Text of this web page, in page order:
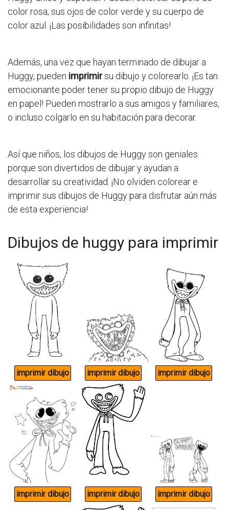
color rosa, sus ojos de color verde y su cuerpo de
color azul. ¡Las posibilidades son infinitas!
Además, una vez que hayan terminado de dibujar a
Huggy, pueden imprimirsu dibujo y colorearlo. ¡Es tan
emocionante poder tener su propio dibujo de Huggy
en papel! Pueden mostrarlo a sus amigos y familiares,
o incluso colgarlo en su habitación para decorar.
Así que niños, los dibujos de Huggy son geniales
porque son divertidos de dibujar y ayudan a
desarrollar su creatividad. ¡No olviden colorear e
imprimir sus dibujos de Huggy para disfrutar aún más
de esta experiencia!
Dibujos de huggy para imprimir